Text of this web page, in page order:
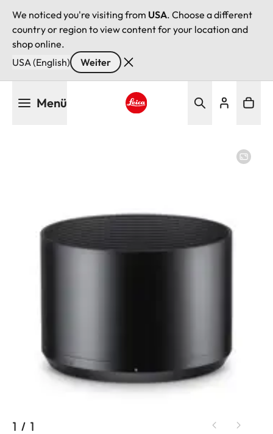
We noticed you're visiting from USA. Choose a different
country or region to view content for your location and
shop online.
USA (English)
Weiter
Menü
1 / 1